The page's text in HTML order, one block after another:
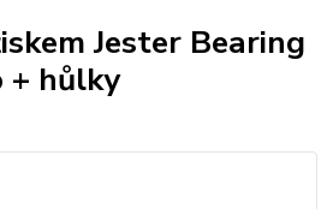
Jester Bearing
+ hůlky